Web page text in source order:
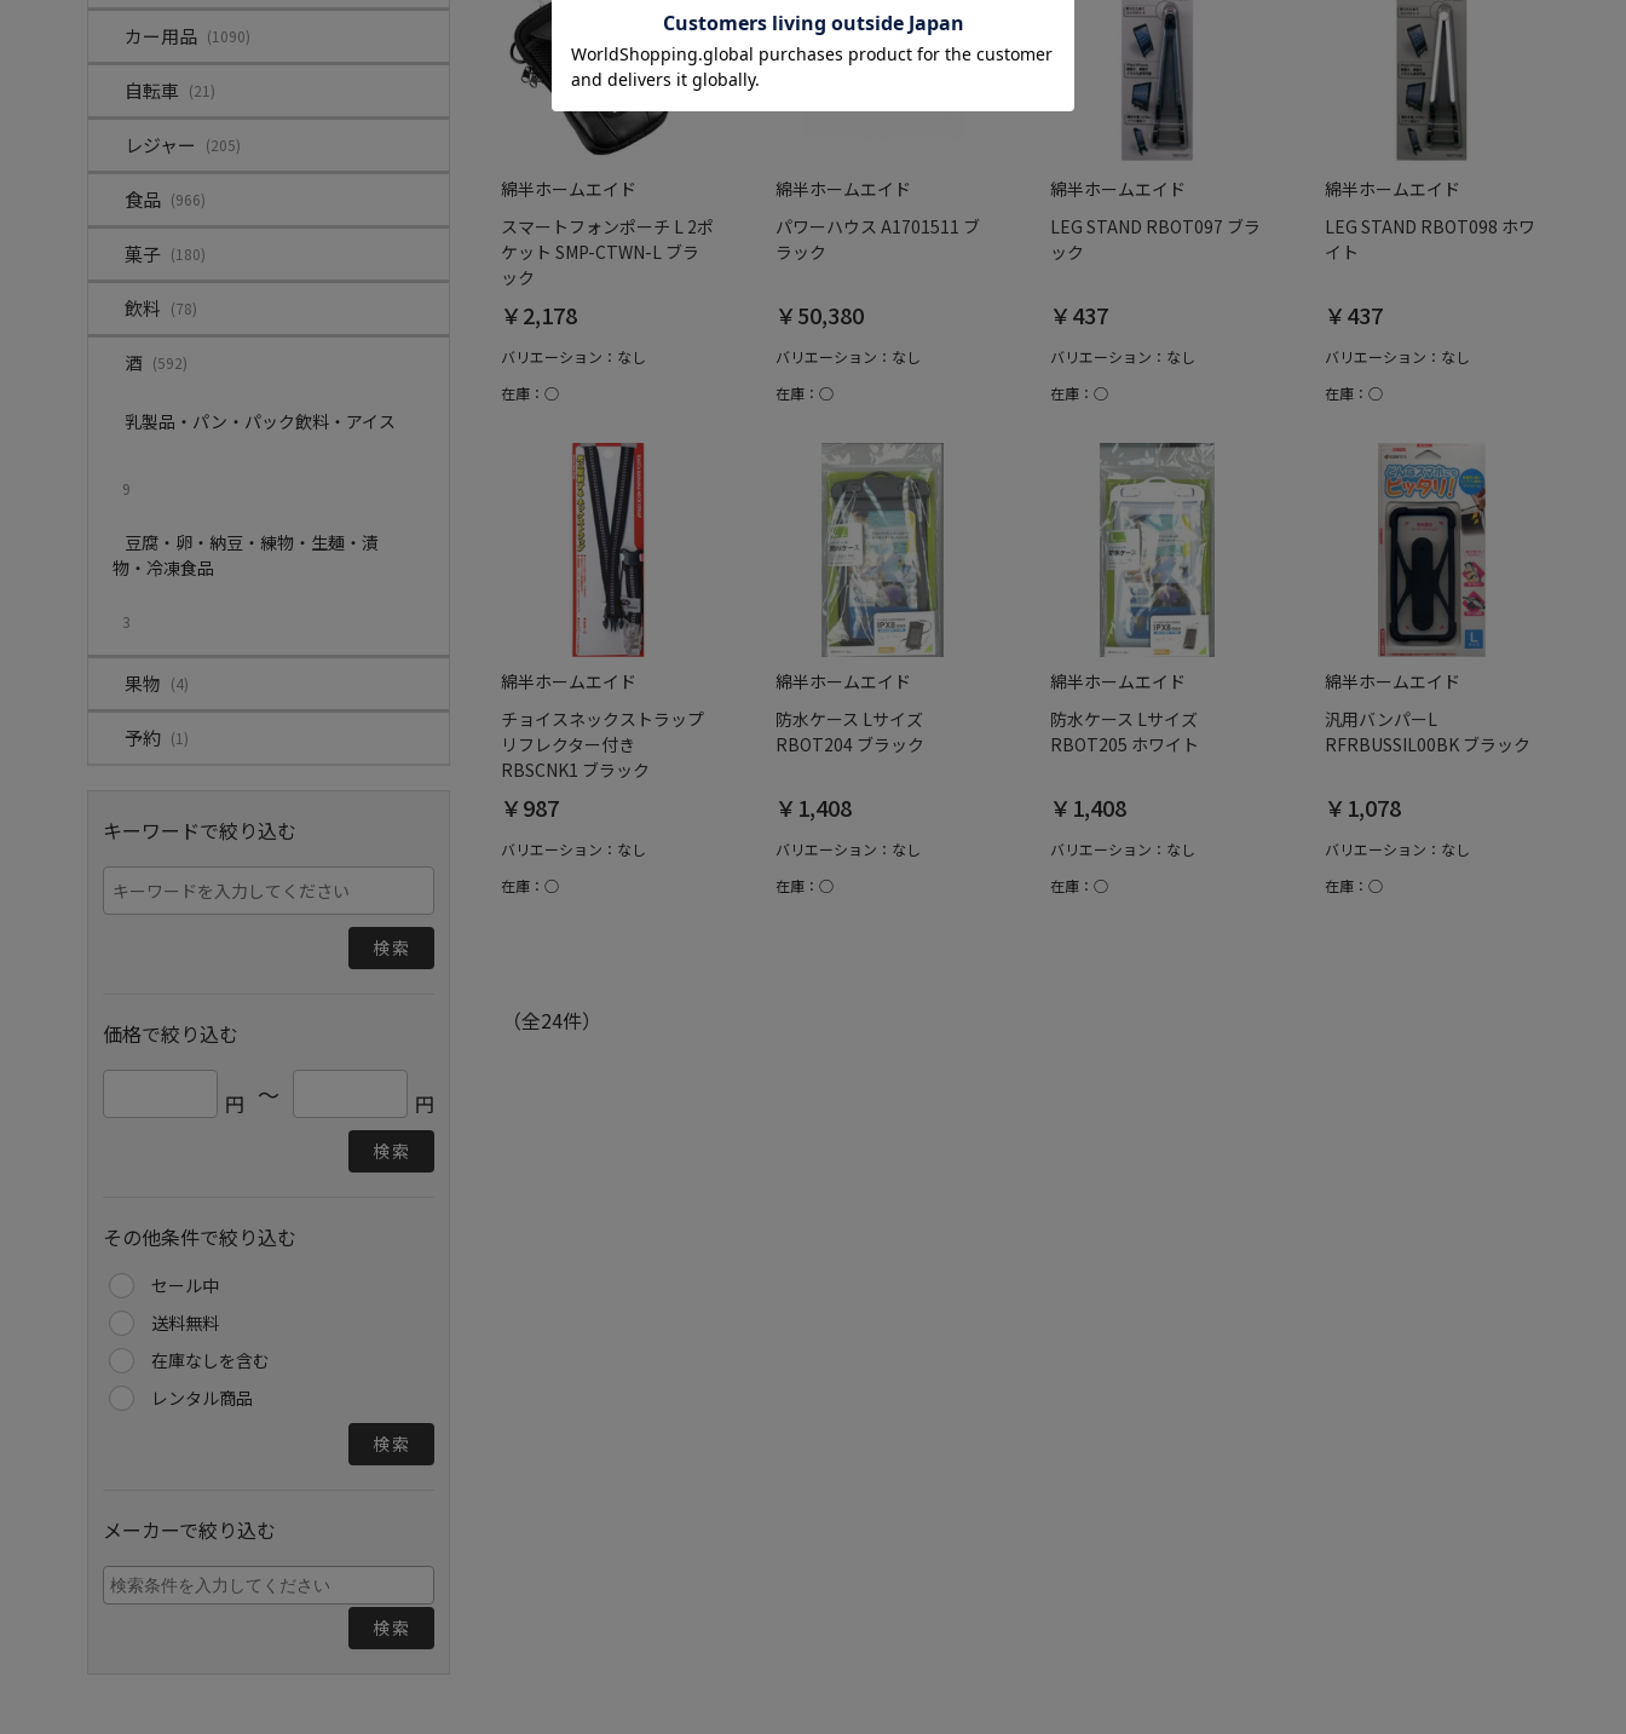
カー用品 (1090)
自転車 (21)
レジャー (205)
食品 (966)
菓子 (180)
飲料 (78)
酒 (592)
乳製品・パン・パック飲料・アイス
9
豆腐・卵・納豆・練物・生麺・漬
物・冷凍食品
3
果物 (4)
予約 (1)
キーワードで絞り込む
検索
価格で絞り込む
円 ～ 円
検索
その他条件で絞り込む
セール中
送料無料
在庫なしを含む
レンタル商品
検索
メーカーで絞り込む
検索
綿半ホームエイド
スマートフォンポーチ L 2ポ
ケット SMP-CTWN-L ブラ
ック
￥2,178
バリエーション：なし
在庫：○
綿半ホームエイド
パワーハウス A1701511 ブ
ラック
￥50,380
バリエーション：なし
在庫：○
綿半ホームエイド
LEG STAND RBOT097 ブラ
ック
￥437
バリエーション：なし
在庫：○
綿半ホームエイド
LEG STAND RBOT098 ホワ
イト
￥437
バリエーション：なし
在庫：○
綿半ホームエイド
チョイスネックストラップ
リフレクター付き
RBSCNK1 ブラック
￥987
バリエーション：なし
在庫：○
綿半ホームエイド
防水ケース Lサイズ
RBOT204 ブラック
￥1,408
バリエーション：なし
在庫：○
綿半ホームエイド
防水ケース Lサイズ
RBOT205 ホワイト
￥1,408
バリエーション：なし
在庫：○
綿半ホームエイド
汎用バンパーL
RFRBUSSIL00BK ブラック
￥1,078
バリエーション：なし
在庫：○
（全24件）